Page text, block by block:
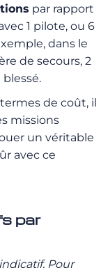
par rapport
1 pilote, ou 6
dans le
de secours, 2
de coût, il
missions
un véritable
avec ce
par
Pour